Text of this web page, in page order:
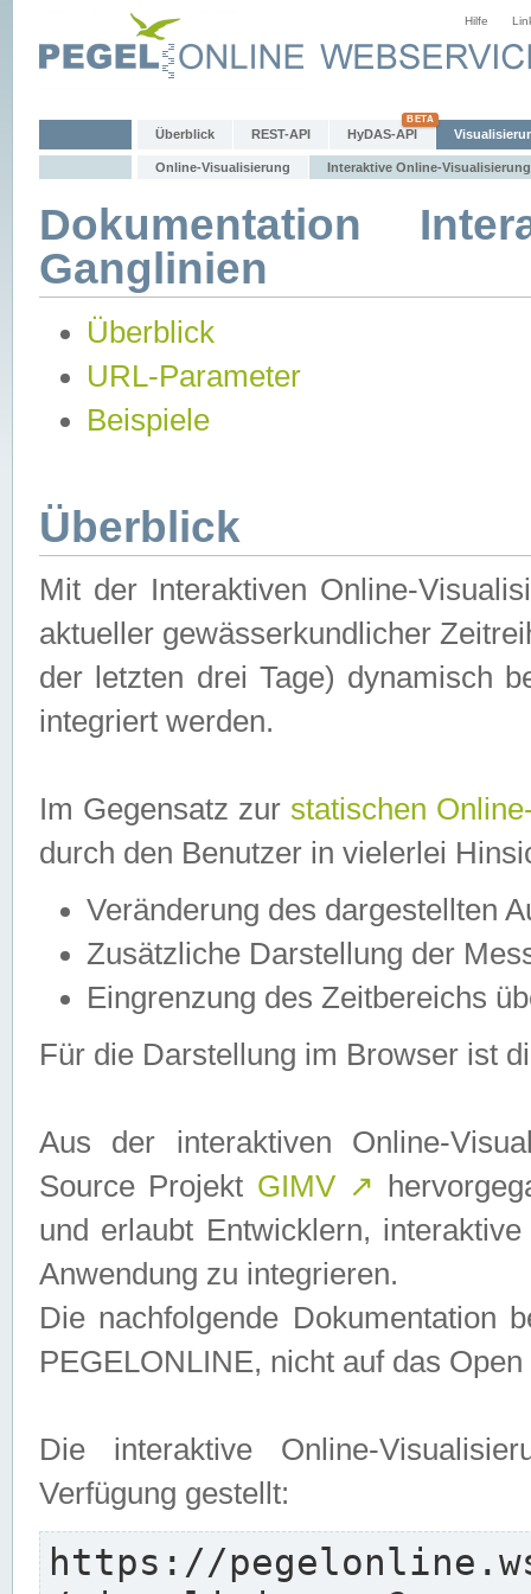
Hilfe
Überblick REST-API HyDAS-API
Online-Visualisierung Interaktive Online-Visualisierung
Dokumentation
Ganglinien
Überblick
URL-Parameter
Beispiele
Überblick
Mit der Interaktiven Online-
aktueller gewässerkundlicher
der letzten drei Tage) dynamisch
integriert werden.
Im Gegensatz zur statischen
durch den Benutzer in vielerlei
Veränderung des dargestellten
Zusätzliche Darstellung der
Eingrenzung des Zeitbereichs
Für die Darstellung im Browser ist
Aus der interaktiven Online-
Source Projekt GIMV ↗
und erlaubt Entwicklern,
Anwendung zu integrieren.
Die nachfolgende Dokumentation
PEGELONLINE, nicht auf das
Die interaktive Online-
Verfügung gestellt:
https://